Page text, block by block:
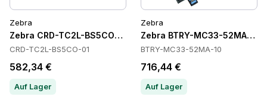
Zebra
Zebra CRD-TC2L-BS5CO-01 Cradles
CRD-TC2L-BS5CO-01
582,34 €
Auf Lager
Zebra
Zebra BTRY-MC33-52MA-10
BTRY-MC33-52MA-10
716,44 €
Auf Lager